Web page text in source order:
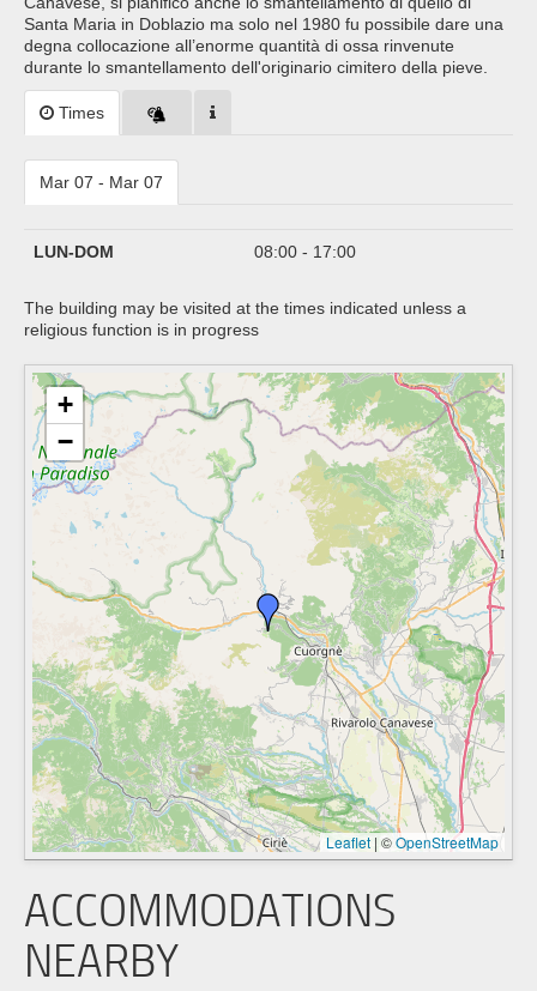
Santa Maria in Doblazio ma solo nel 1980 fu possibile dare una
degna collocazione all’enorme quantità di ossa rinvenute
durante lo smantellamento dell'originario cimitero della pieve.
Times
Mar 07 - Mar 07
LUN-DOM 08:00 - 17:00
The building may be visited at the times indicated unless a
religious function is in progress
+
−
Leaflet | ©OpenStreetMap
ACCOMMODATIONS
NEARBY